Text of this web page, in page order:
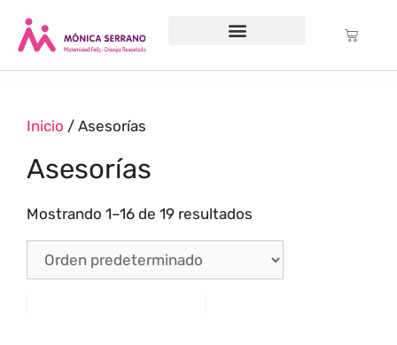
Inicio / Asesorías
Asesorías
Mostrando 1–16 de 19 resultados